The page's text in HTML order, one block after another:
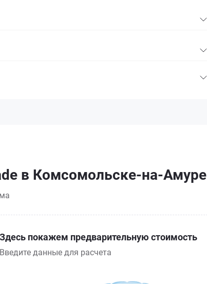
в Комсомольске-на-Амуре
Здесь покажем предварительную стоимость
Введите данные для расчета